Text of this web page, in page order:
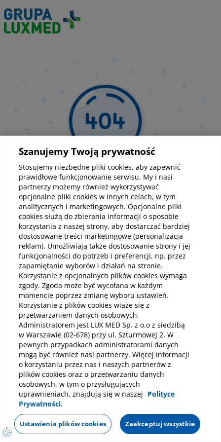
Strona nie została
znaleziona
lub jest
niedostępna
Przejdź do strony:
Usługi Abonamenty
Placówki Kontakt
Przejdź do strony głównej
Szanujemy Twoją prywatność
Stosujemy niezbędne pliki cookies, aby zapewnić
prawidłowe funkcjonowanie serwisu. My i nasi
partnerzy możemy również wykorzystywać
opcjonalne pliki cookies w innych celach, w tym
analitycznych i marketingowych. Opcjonalne pliki
cookies służą do zbierania informacji o sposobie
korzystania z naszej strony, aby dostarczać bardziej
dostosowane treści marketingowe (personalizacja
reklam). Umożliwiają także dostosowanie strony i jej
funkcjonalności do potrzeb i preferencji, np. przez
zapamiętanie wyborów i działań na stronie.
Korzystanie z opcjonalnych plików cookies wymaga
zgody. Zgoda może być wycofana w każdym
momencie poprzez zmianę wyboru ustawień.
Korzystanie z plików cookies wiąże się z
przetwarzaniem danych osobowych.
Administratorem jest LUX MED Sp. z o.o z siedzibą
w Warszawie (02-678) przy ul. Szturmowej 2. W
pewnych przypadkach administratorami danych
mogą być również nasi partnerzy. Więcej informacji
o korzystaniu przez nas i naszych partnerów z
plików cookies oraz o przetwarzaniu danych
osobowych, w tym o przysługujących
uprawnieniach, znajdują się w naszej Polityce
Prywatności.
Ustawienia plików cookies Zaakceptuj wszystkie